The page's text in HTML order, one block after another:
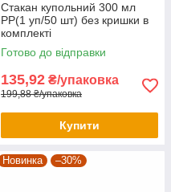
Стакан купольний 300 мл
PP(1 уп/50 шт) без кришки в
комплекті
Готово до відправки
135,92 ₴/упаковка
199,88 ₴/упаковка
Купити
Новинка –30%